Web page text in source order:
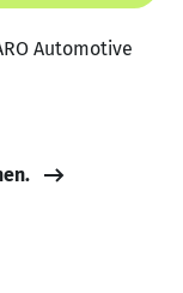
Automotive